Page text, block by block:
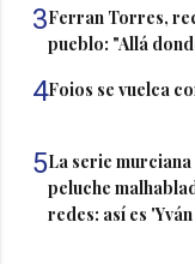
3Ferran Torres,
pueblo: "Allá
4Foios se vuelca
5La serie
peluche
redes: así es